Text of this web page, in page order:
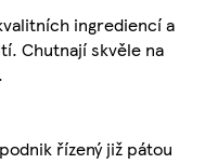
ingrediencí a
Chutnají skvěle na
řízený již pátou